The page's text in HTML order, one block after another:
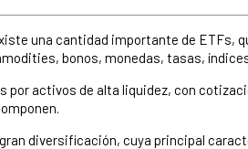
una cantidad importante de
bonos, monedas, tasas,
por activos de alta liquidez, con
diversificación, cuya principal